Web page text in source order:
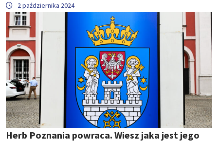
2 października 2024
Herb Poznania powraca. Wiesz jaka jest jego